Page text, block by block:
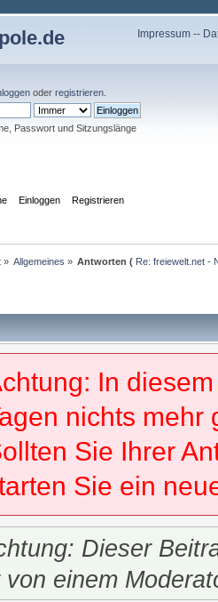
Impressum--
oder registrieren
Passwort und Sitzungslänge
Einloggen Registrieren
» Allgemeines » Antworten ( Re: freiewelt.net -
In
nichts mehr
Sie Ihrer
Sie ein
Dieser
von einem